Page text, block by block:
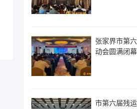
张家界市第
动会圆满闭幕
市第六届残